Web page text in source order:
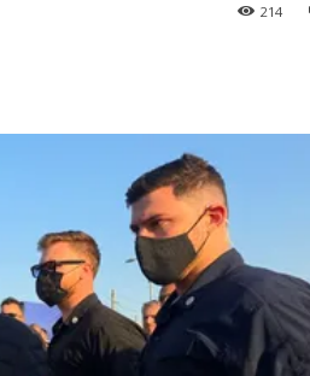
214